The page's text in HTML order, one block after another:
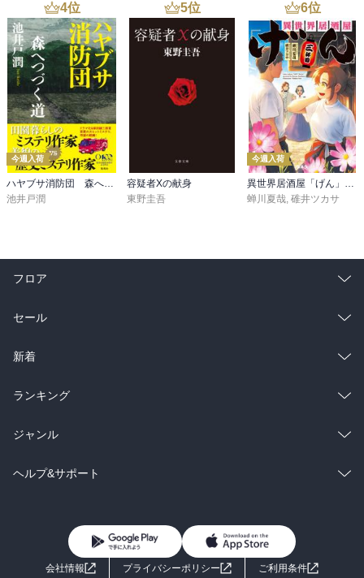
4位
今週入荷
池井戸潤
5位
容疑者Xの献身
東野圭吾
6位
今週入荷
蝉川夏哉 碓井ツカサ
フロア
総合
ラノベ
雑誌・グラビア
BL・TL
セール
総合
ラノベ
雑誌・グラビア
BL・TL
新着
総合
ラノベ
雑誌・グラビア
ランキング
総合
ラノベ
ジャンル
コミック
ライトノベル 男子向けラノベ
ヘルプ&サポート
よくあるご質問
お問い合わせ
会社情報
プライバシーポリシー ご利用条件